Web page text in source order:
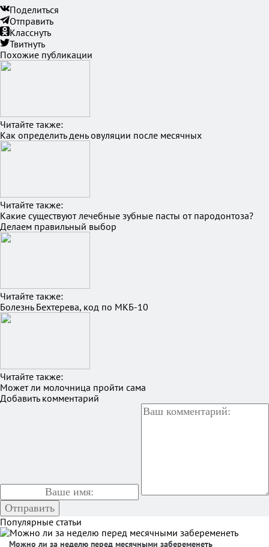
Поделиться
Отправить
Класснуть
Твитнуть
Похожие публикации
Читайте также:
Как определить день овуляции после месячных
Читайте также:
Какие существуют лечебные зубные пасты от пародонтоза?
Делаем правильный выбор
Читайте также:
Болезнь Бехтерева, код по МКБ-10
Читайте также:
Может ли молочница пройти сама
Добавить комментарий
Популярные статьи
Можно ли за неделю перед месячными забеременеть